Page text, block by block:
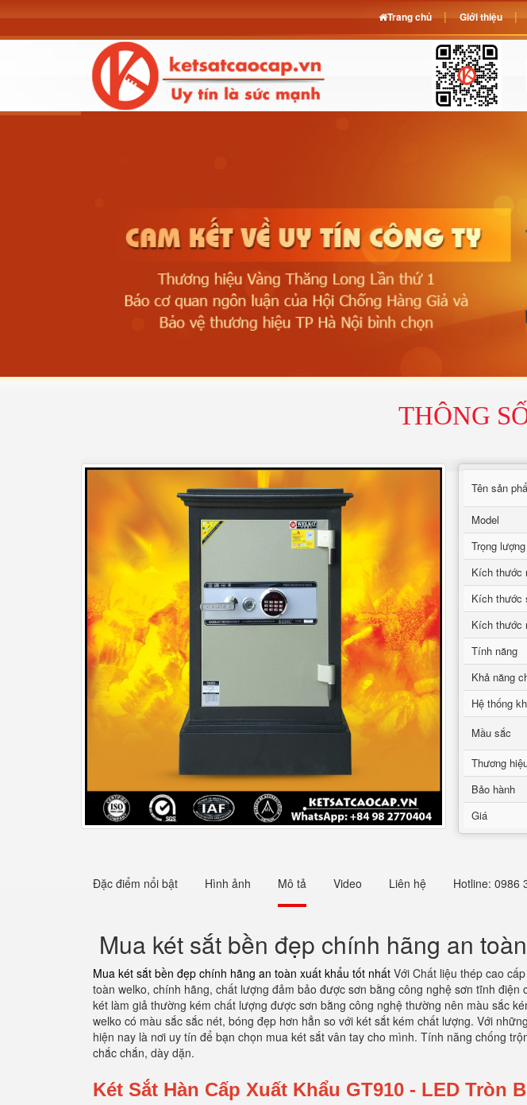
THÔNG
Tên sản
Model
Trọng lượng
Kích thước
Kích thước
Kích thước
Tính năng
Khả năng
Hệ thống
Mầu sắc
Thương
Bảo hành
Giá
Đặc điểm nổi bật Hình ảnh Mô tả Video Liên hệ Hotline: 0986
Mua két sắt bền đẹp chính hãng an
Mua két sắt bền đẹp chính hãng an toàn xuất khẩu tốt nhất Với Chất liệu thép cao
toàn welko, chính hãng, chất lượng đảm bảo được sơn bằng công nghệ sơn tĩnh
két làm giả thường kém chất lượng được sơn bằng công nghệ thường nên màu sắc
welko có màu sắc sắc nét, bóng đẹp hơn hẳn so với két sắt kém chất lượng. Với
hiện nay là nơi uy tín để bạn chọn mua két sắt vân tay cho mình. Tính năng chống
chắc chắn, dày dặn.
Két Sắt Hàn Cấp Xuất Khẩu GT910 - LED Tròn
Trang chủ Giới thiệu